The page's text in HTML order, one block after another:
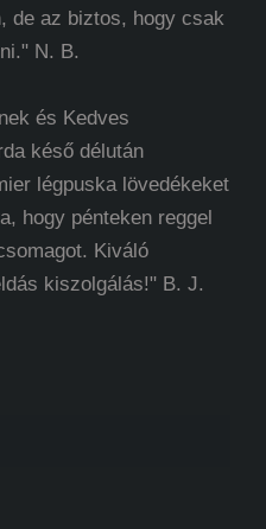
de az biztos, hogy csak
N. B.
és Kedves
késő délután
légpuska lövedékeket
hogy pénteken reggel
Kiváló
kiszolgálás!" B. J.